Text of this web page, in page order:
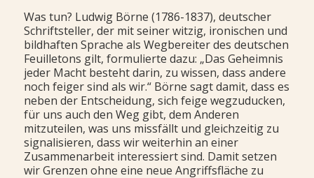
Was tun? Ludwig Börne (1786-1837), deutscher
Schriftsteller, der mit seiner witzig, ironischen und
bildhaften Sprache als Wegbereiter des deutschen
Feuilletons gilt, formulierte dazu: „Das Geheimnis
jeder Macht besteht darin, zu wissen, dass andere
noch feiger sind als wir.“ Börne sagt damit, dass es
neben der Entscheidung, sich feige wegzuducken,
für uns auch den Weg gibt, dem Anderen
mitzuteilen, was uns missfällt und gleichzeitig zu
signalisieren, dass wir weiterhin an einer
Zusammenarbeit interessiert sind. Damit setzen
wir Grenzen ohne eine neue Angriffsfläche zu